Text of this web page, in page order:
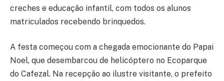
creches e educação infantil, com todos os alunos
matriculados recebendo brinquedos.
A festa começou com a chegada emocionante do Papai
Noel, que desembarcou de helicóptero no Ecoparque
do Cafezal. Na recepção ao ilustre visitante, o prefeito